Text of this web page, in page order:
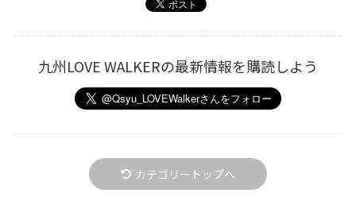
九州LOVE WALKERの最新情報を購読しよう
カテゴリートップへ